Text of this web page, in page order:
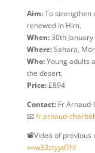
Aim:To strengthen
renewed in Him.
When:30th January
Where:Sahara,
Who:Young adults
the desert.
Price:£894
Contact:Fr Arnaud-
📧fr.arnaud-
📽Video of previous
v=w33ztyyd7hI